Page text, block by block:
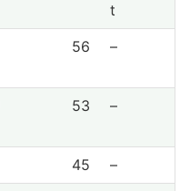
t
56 –
53 –
45
–